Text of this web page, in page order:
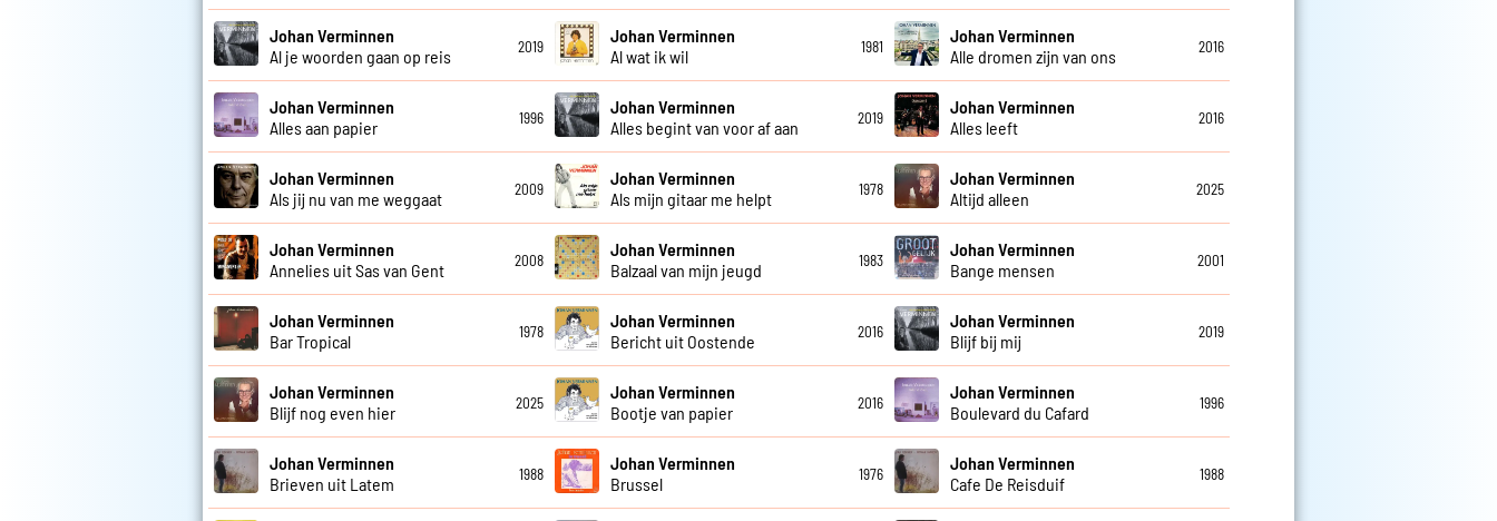
Johan Verminnen
Al je woorden gaan op reis
2019
Johan Verminnen
Al wat ik wil
1981
Johan Verminnen
Alle dromen zijn van ons
2016
Johan Verminnen
Alles aan papier
1996
Johan Verminnen
Alles begint van voor af aan
2019
Johan Verminnen
Alles leeft
2016
Johan Verminnen
Als jij nu van me weggaat
2009
Johan Verminnen
Als mijn gitaar me helpt
1978
Johan Verminnen
Altijd alleen
2025
Johan Verminnen
Annelies uit Sas van Gent
2008
Johan Verminnen
Balzaal van mijn jeugd
1983
Johan Verminnen
Bange mensen
2001
Johan Verminnen
Bar Tropical
1978
Johan Verminnen
Bericht uit Oostende
2016
Johan Verminnen
Blijf bij mij
2019
Johan Verminnen
Blijf nog even hier
2025
Johan Verminnen
Bootje van papier
2016
Johan Verminnen
Boulevard du Cafard
1996
Johan Verminnen
Brieven uit Latem
1988
Johan Verminnen
Brussel
1976
Johan Verminnen
Cafe De Reisduif
1988